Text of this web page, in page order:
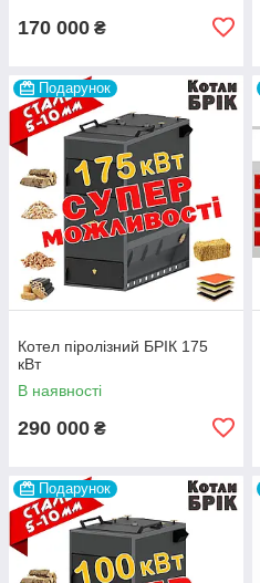
170 000 ₴
Подарунок
Котел піролізний БРІК 175
кВт
В наявності
290 000 ₴
Подарунок